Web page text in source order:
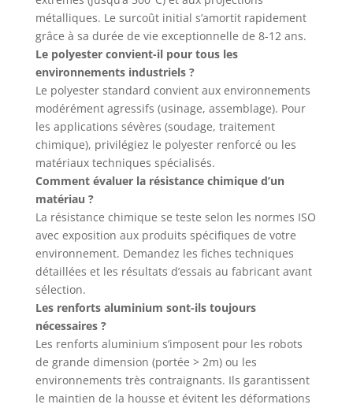
métalliques. Le surcoût initial s’amortit rapidement
grâce à sa durée de vie exceptionnelle de 8-12 ans.
Le polyester convient-il pour tous les
environnements industriels ?
Le polyester standard convient aux environnements
modérément agressifs (usinage, assemblage). Pour
les applications sévères (soudage, traitement
chimique), privilégiez le polyester renforcé ou les
matériaux techniques spécialisés.
Comment évaluer la résistance chimique d’un
matériau ?
La résistance chimique se teste selon les normes ISO
avec exposition aux produits spécifiques de votre
environnement. Demandez les fiches techniques
détaillées et les résultats d’essais au fabricant avant
sélection.
Les renforts aluminium sont-ils toujours
nécessaires ?
Les renforts aluminium s’imposent pour les robots
de grande dimension (portée > 2m) ou les
environnements très contraignants. Ils garantissent
le maintien de la housse et évitent les déformations